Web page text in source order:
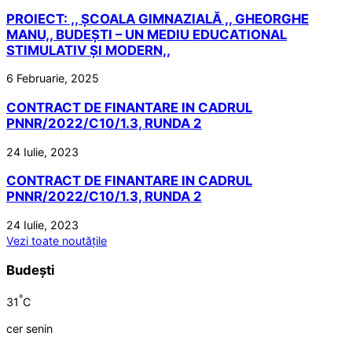
PROIECT: ,, ȘCOALA GIMNAZIALĂ ,, GHEORGHE
MANU,, BUDEȘTI – UN MEDIU EDUCATIONAL
STIMULATIV ȘI MODERN,,
6 Februarie, 2025
CONTRACT DE FINANTARE IN CADRUL
PNNR/2022/C10/1.3, RUNDA 2
24 Iulie, 2023
CONTRACT DE FINANTARE IN CADRUL
PNNR/2022/C10/1.3, RUNDA 2
24 Iulie, 2023
Vezi toate noutățile
Budești
31°C
cer senin